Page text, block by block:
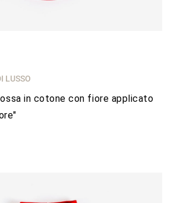
LUSSO
in cotone con fiore applicato